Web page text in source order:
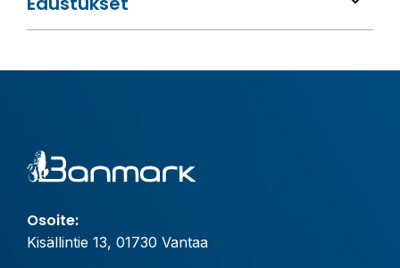
Osoite:
Kisällintie 13, 01730 Vantaa